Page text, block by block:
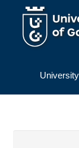
Skip to main content
University